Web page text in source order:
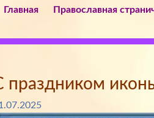
Главная Православная
праздником